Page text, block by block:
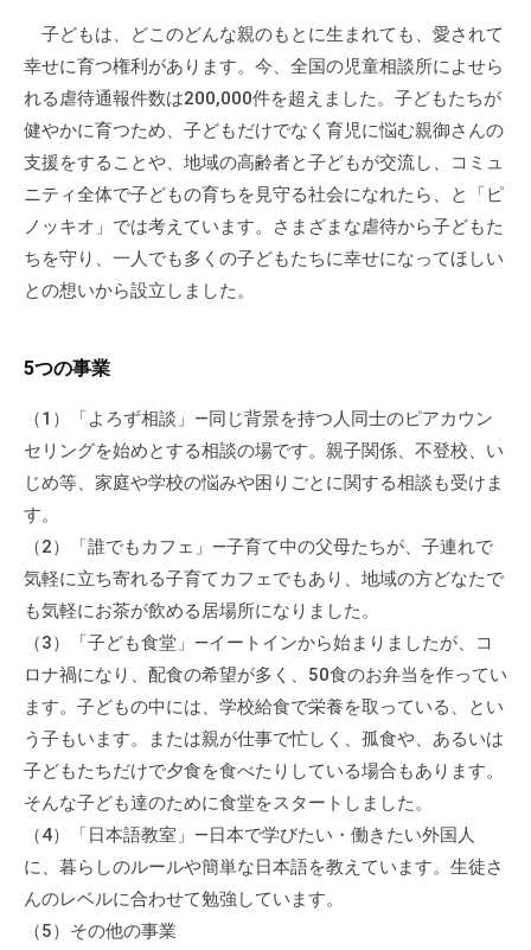
で
す
。
様
々
な
催
し
座
開
催
、
会
場
や
機
材
の
貸
出
な
事
業
を
お
子どもは、どこのどんな親のもとに生まれても、愛されて
幸せに育つ権利があります。今、全国の児童相談所によせら
れる虐待通報件数は200,000件を超えました。子どもたちが
健やかに育つため、子どもだけでなく育児に悩む親御さんの
支援をすることや、地域の高齢者と子どもが交流し、コミュ
ニティ全体で子どもの育ちを見守る社会になれたら、と「ピ
ノッキオ」では考えています。さまざまな虐待から子どもた
ちを守り、一人でも多くの子どもたちに幸せになってほしい
との想いから設立しました。
5つの事業
（1）「よろず相談」―同じ背景を持つ人同士のピアカウン
セリングを始めとする相談の場です。親子関係、不登校、い
じめ等、家庭や学校の悩みや困りごとに関する相談も受けま
す。
（2）「誰でもカフェ」―子育て中の父母たちが、子連れで
気軽に立ち寄れる子育てカフェでもあり、地域の方どなたで
も気軽にお茶が飲める居場所になりました。
（3）「子ども食堂」―イートインから始まりましたが、コ
ロナ禍になり、配食の希望が多く、50食のお弁当を作ってい
ます。子どもの中には、学校給食で栄養を取っている、とい
う子もいます。または親が仕事で忙しく、孤食や、あるいは
子どもたちだけで夕食を食べたりしている場合もあります。
そんな子ども達のために食堂をスタートしました。
（4）「日本語教室」―日本で学びたい・働きたい外国人
に、暮らしのルールや簡単な日本語を教えています。生徒さ
んのレベルに合わせて勉強しています。
（5）その他の事業